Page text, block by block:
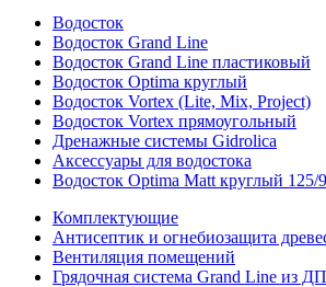
Водосток
Водосток Grand Line
Водосток Grand Line пластиковый
Водосток Optima круглый
Водосток Vortex (Lite, Mix, Project)
Водосток Vortex прямоугольный
Дренажные системы Gidrolica
Аксессуары для водостока
Водосток Optima Matt круглый 125/
Комплектующие
Антисептик и огнебиозащита
Вентиляция помещений
Грядочная система Grand Line из